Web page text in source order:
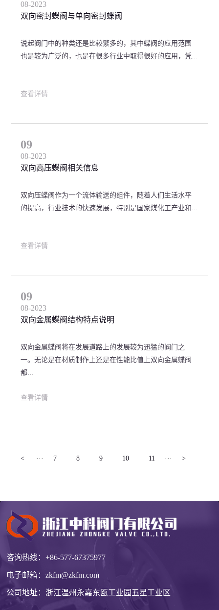
08-2023
双向密封蝶阀与单向密封蝶阀
说起阀门中的种类还是比较繁多的，其中蝶阀的应用范围
也是较为广泛的，也是在很多行业中取得很好的应用，凭...
查看详情
09
08-2023
双向高压蝶阀相关信息
双向压蝶阀作为一个流体输送的组件，随着人们生活水平
的提高，行业技术的快速发展，特别是国家煤化工产业和...
查看详情
09
08-2023
双向金属蝶阀结构特点说明
双向金属蝶阀将在发展道路上的发展较为迅猛的阀门之
一。无论是在材质制作上还是在性能比值上双向金属蝶阀
都...
查看详情
< ··· 7 8 9 10 11 ··· >
咨询热线：+86-577-67375977
电子邮箱：zkfm@zkfm.com
公司地址：浙江温州永嘉东瓯工业园五星工业区